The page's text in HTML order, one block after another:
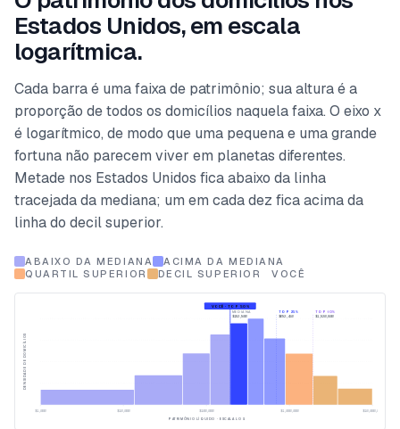
Estados Unidos, em escala
logarítmica.
Cada barra é uma faixa de patrimônio; sua altura é a
proporção de todos os domicílios naquela faixa. O eixo x
é logarítmico, de modo que uma pequena e uma grande
fortuna não parecem viver em planetas diferentes.
Metade nos Estados Unidos fica abaixo da linha
tracejada da mediana; um em cada dez fica acima da
linha do decil superior.
ABAIXO DA MEDIANA
ACIMA DA MEDIANA
QUARTIL SUPERIOR
DECIL SUPERIOR VOCÊ
$1,000 $10,000 $100,000 $1,000,000 $10,000,000
DENSIDADE DE DOMICÍLIOS
PATRIMÔNIO LÍQUIDO · ESCALA LOG
MEDIANA
$192,900
TOP 25%
$692,450
TOP 10%
$1,920,800
VOCÊ · TOP 50%